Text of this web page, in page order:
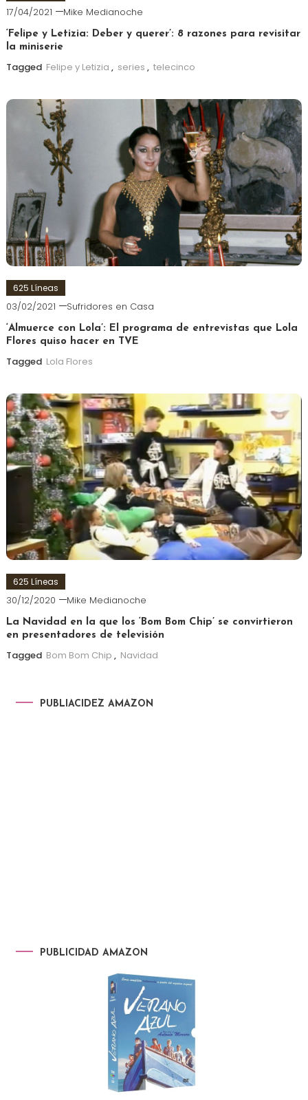
17/04/2021 Mike Medianoche
‘Felipe y Letizia: Deber y querer’: 8 razones para revisitar
la miniserie
Tagged Felipe y Letizia , series , telecinco
625 Líneas
03/02/2021 Sufridores en Casa
‘Almuerce con Lola’: El programa de entrevistas que Lola
Flores quiso hacer en TVE
Tagged Lola Flores
625 Líneas
30/12/2020 Mike Medianoche
La Navidad en la que los ‘Bom Bom Chip’ se convirtieron
en presentadores de televisión
Tagged Bom Bom Chip , Navidad
PUBLIACIDEZ AMAZON
PUBLICIDAD AMAZON